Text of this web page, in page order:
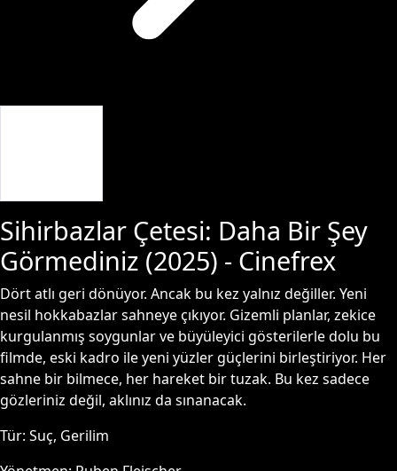
Sihirbazlar Çetesi: Daha Bir Şey
Görmediniz (2025) - Cinefrex
Dört atlı geri dönüyor. Ancak bu kez yalnız değiller. Yeni
nesil hokkabazlar sahneye çıkıyor. Gizemli planlar, zekice
kurgulanmış soygunlar ve büyüleyici gösterilerle dolu bu
filmde, eski kadro ile yeni yüzler güçlerini birleştiriyor. Her
sahne bir bilmece, her hareket bir tuzak. Bu kez sadece
gözleriniz değil, aklınız da sınanacak.
Tür: Suç, Gerilim